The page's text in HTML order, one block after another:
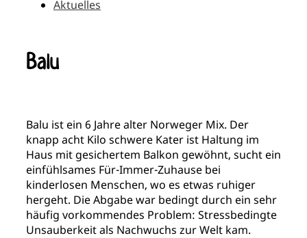
Aktuelles
Balu
Balu ist ein 6 Jahre alter Norweger Mix. Der
knapp acht Kilo schwere Kater ist Haltung im
Haus mit gesichertem Balkon gewöhnt, sucht ein
einfühlsames Für-Immer-Zuhause bei
kinderlosen Menschen, wo es etwas ruhiger
hergeht. Die Abgabe war bedingt durch ein sehr
häufig vorkommendes Problem: Stressbedingte
Unsauberkeit als Nachwuchs zur Welt kam.